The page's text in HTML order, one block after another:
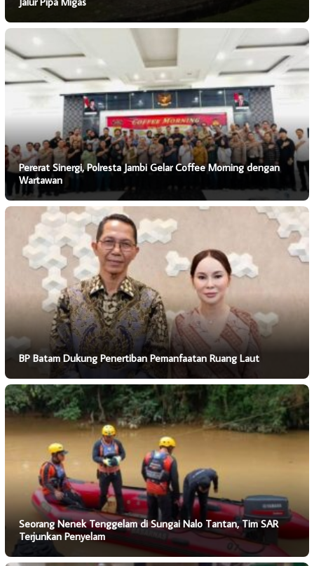
Pererat Sinergi, Polresta Jambi Gelar Coffee Morning dengan
Wartawan
BP Batam Dukung Penertiban Pemanfaatan Ruang Laut
Seorang Nenek Tenggelam di Sungai Nalo Tantan, Tim SAR
Terjunkan Penyelam